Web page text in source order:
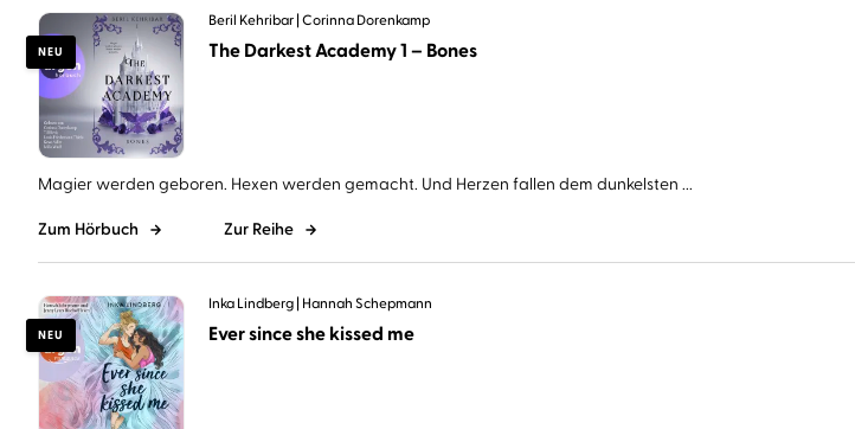
NEU
Beril Kehribar Corinna Dorenkamp
The Darkest Academy 1 – Bones
Magier werden geboren. Hexen werden gemacht. Und Herzen fallen dem dunkelsten ...
Zum Hörbuch Zur Reihe
NEU
Inka Lindberg Hannah Schepmann
Ever since she kissed me